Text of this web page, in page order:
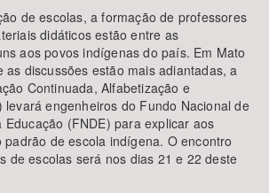
de escolas, a formação de professores
didáticos estão entre as
aos povos indígenas do país. Em Mato
as discussões estão mais adiantadas, a
Continuada, Alfabetização e
levará engenheiros do Fundo Nacional de
Educação (FNDE) para explicar aos
de escola indígena. O encontro
de escolas será nos dias 21 e 22 deste